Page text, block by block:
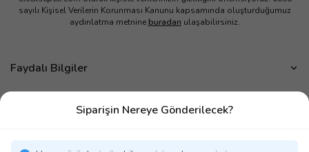
Siparişin Nereye Gönderilecek?
sayılı Kişisel Verilerin Korunması Kanunu kapsamında oluşturduğumuz
aydınlatma metnine buradan ulaşabilirsiniz.
Faydalı Bilgiler
Çiçek Bakımı
Çiçek Eşliğinde Notlar